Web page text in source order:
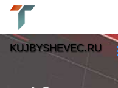
KUJBYSHEVEC.RU
Новости»